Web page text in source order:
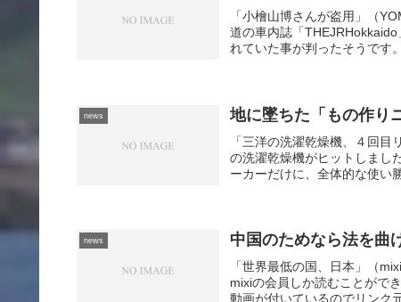
「小檜山博さんが盗用」（
道の車内誌「
れていた事が判ったそうで
news 地に墜ちた「もの作り
「三洋の洗濯乾燥機、４回
の洗濯乾燥機がヒットしまし
ーカーだけに、全体的な使い
news 中国のためなら法を曲
「世界最低の国、日本」（
mixiの会員しか読むことがで
動画が付いているのでリンク